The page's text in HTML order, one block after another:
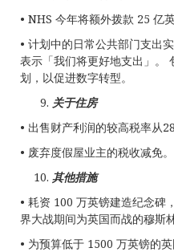
• NHS 今年将额外拨款 25 亿
• 计划中的日常公共部门支出
表示「我们将更好地支出」。
划，以促进数字转型。
关于住房
• 出售财产利润的较高税率从
• 废弃度假屋业主的税收减免。
其他措施
• 耗资 100 万英镑建造纪念碑
界大战期间为英国而战的穆斯
• 为预算低于 1500 万英镑的